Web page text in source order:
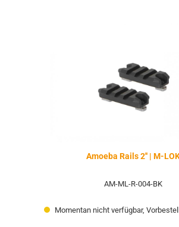
Amoeba Rails 2'' | M-
AM-ML-R-004-BK
Momentan nicht verfügbar,